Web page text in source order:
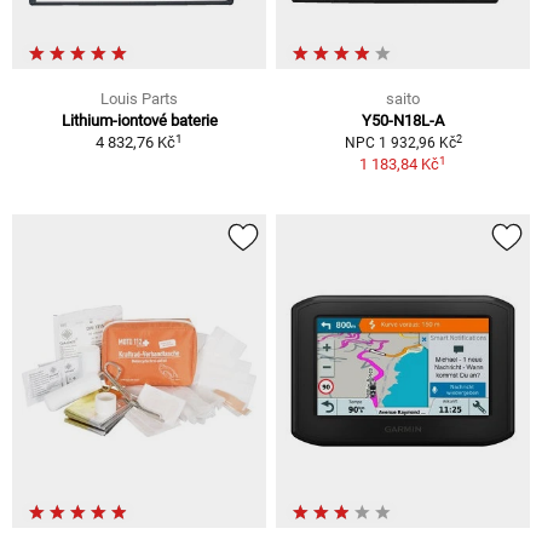
Louis Parts
Lithium-iontové baterie
4 832,76 Kč1
saito
Y50-N18L-A
NPC 1 932,96 Kč2
1 183,84 Kč1